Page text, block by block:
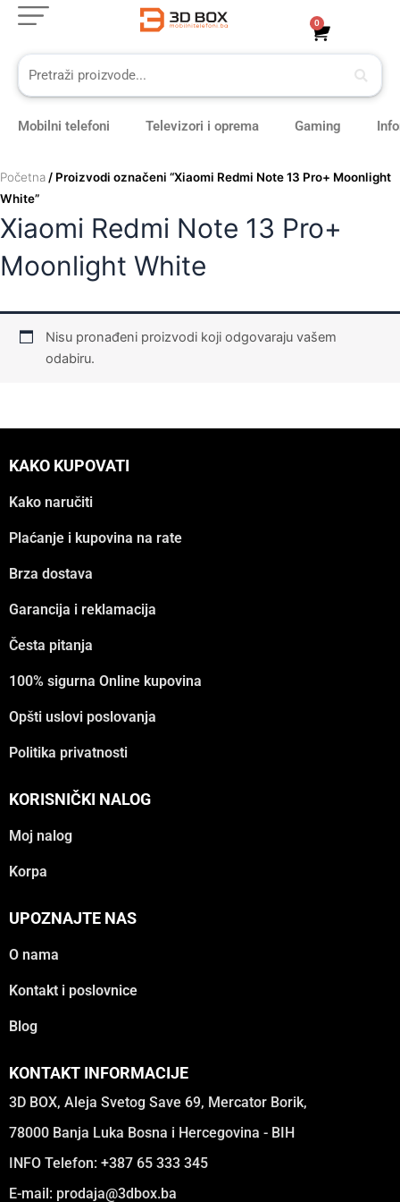
Skip
content
0
Cart
Mobilni telefoni Televizori i oprema Gaming
Početna / Proizvodi označeni “Xiaomi Redmi Note 13 Pro+ Moonlight
White”
Xiaomi Redmi Note 13 Pro+
Moonlight White
Nisu pronađeni proizvodi koji odgovaraju vašem
odabiru.
KAKO KUPOVATI
Kako naručiti
Plaćanje i kupovina na rate
Brza dostava
Garancija i reklamacija
Česta pitanja
100% sigurna Online kupovina
Opšti uslovi poslovanja
Politika privatnosti
KORISNIČKI NALOG
Moj nalog
Korpa
UPOZNAJTE NAS
O nama
Kontakt i poslovnice
Blog
KONTAKT INFORMACIJE
3D BOX, Aleja Svetog Save 69, Mercator Borik,
78000 Banja Luka Bosna i Hercegovina - BIH
INFO Telefon: +387 65 333 345
E-mail: prodaja@3dbox.ba